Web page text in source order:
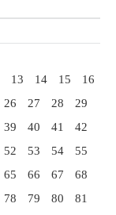
13 14 15
16
26 27 28
29
39 40 41
42
52 53 54
55
65 66 67
68
78 79 80
81